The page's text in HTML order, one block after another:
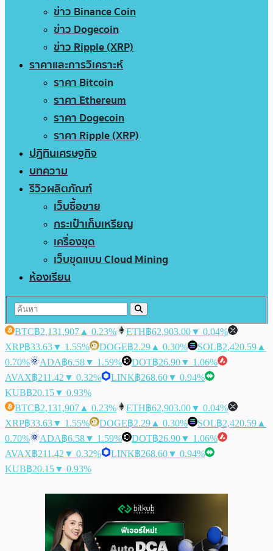
ข่าว Binance Coin
ข่าว Dogecoin
ข่าว Ripple (XRP)
ราคาและการวิเคราะห์
ราคา Bitcoin
ราคา Ethereum
ราคา Dogecoin
ราคา Ripple (XRP)
ปฏิทินเศรษฐกิจ
บทความ
รีวิวผลิตภัณฑ์
เว็บซื้อขาย
กระเป๋าเก็บเหรียญ
เครื่องขุด
เว็บขุดแบบ Cloud Mining
ห้องเรียน
BTC฿2,131,907 ▲ 0.23% ETH฿62,903.00▼ 0.04%
XRP฿33.63▼ 1.55% DOGE฿2.29 ▲ 0.30% SOL฿2,420.59 ▲
0.70%
ADA฿6.58▼ 1.59% DOT฿26.90▼ 1.06%
AVAX฿211.42 ▼ 0.32% LINK฿268.60▼ 0.94%
KUB฿20.15▼ 0.93%
BTC฿2,131,907 ▲ 0.23% ETH฿62,903.00▼ 0.04%
XRP฿33.63▼ 1.55% DOGE฿2.29 ▲ 0.30% SOL฿2,420.59 ▲
0.70%
ADA฿6.58▼ 1.59% DOT฿26.90▼ 1.06%
AVAX฿211.42 ▼ 0.32% LINK฿268.60▼ 0.94%
KUB฿20.15▼ 0.93%